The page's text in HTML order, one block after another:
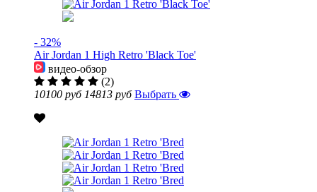
- 32%
Air Jordan 1 High Retro 'Black Toe'
видео-обзор
(2)
10100 руб 14813 руб Выбрать